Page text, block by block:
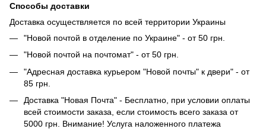
Способы доставки
Доставка осуществляется по всей территории Украины
"Новой почтой в отделение по Украине" - от 50 грн.
"Новой почтой на почтомат" - от 50 грн.
"Адресная доставка курьером "Новой почты" к двери" - от
85 грн.
Доставка "Новая Почта" - Бесплатно, при условии оплаты
всей стоимости заказа, если стоимость всего заказа от
5000 грн. Внимание! Услуга наложенного платежа